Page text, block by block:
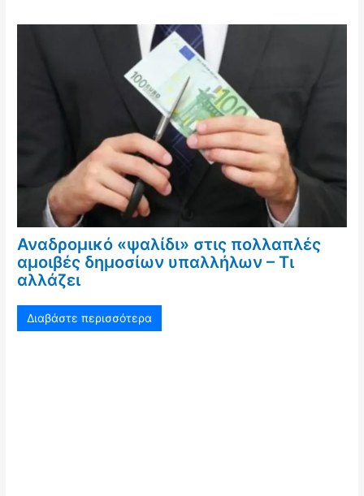
Αναδρομικό «ψαλίδι» στις πολλαπλές
αμοιβές δημοσίων υπαλλήλων – Τι
αλλάζει
Διαβάστε περισσότερα